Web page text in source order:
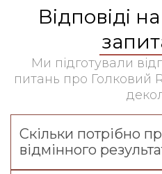
Відповіді
Ми підготували
питань про Голковий
Скільки потрібно
відмінного